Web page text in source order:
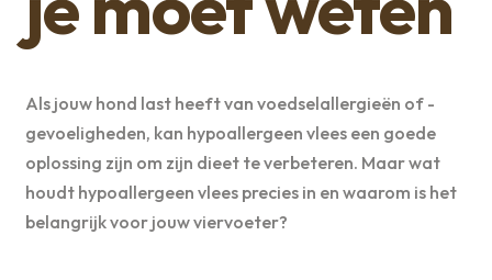
Als jouw hond last heeft van voedselallergieën of -
gevoeligheden, kan hypoallergeen vlees een goede
oplossing zijn om zijn dieet te verbeteren. Maar wat
houdt hypoallergeen vlees precies in en waarom is het
belangrijk voor jouw viervoeter?